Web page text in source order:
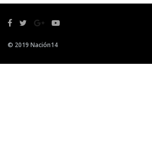
© 2019 Nación14